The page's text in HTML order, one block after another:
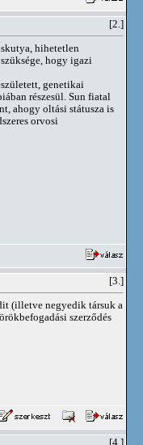
[2.]
hihetetlen
hogy igazi
genetikai
részesül. Sun fiatal
ahogy oltási státusza is
orvosi
[3.]
(illetve negyedik társuk a
szerződés
[4.]